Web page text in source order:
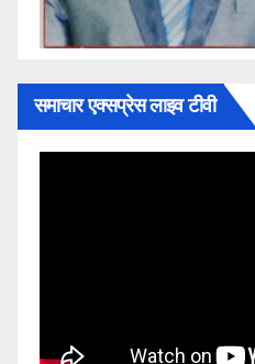
समाचार एक्सप्रेस लाइव टीवी